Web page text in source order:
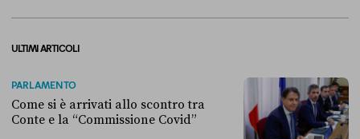
ULTIMI ARTICOLI
PARLAMENTO
Come si è arrivati allo scontro tra
Conte e la “Commissione Covid”